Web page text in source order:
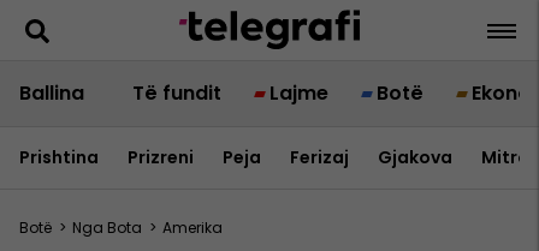
Ballina Të fundit Lajme Botë
Prishtina Prizreni Peja Ferizaj Gjakova
Botë > Nga Bota > Amerika